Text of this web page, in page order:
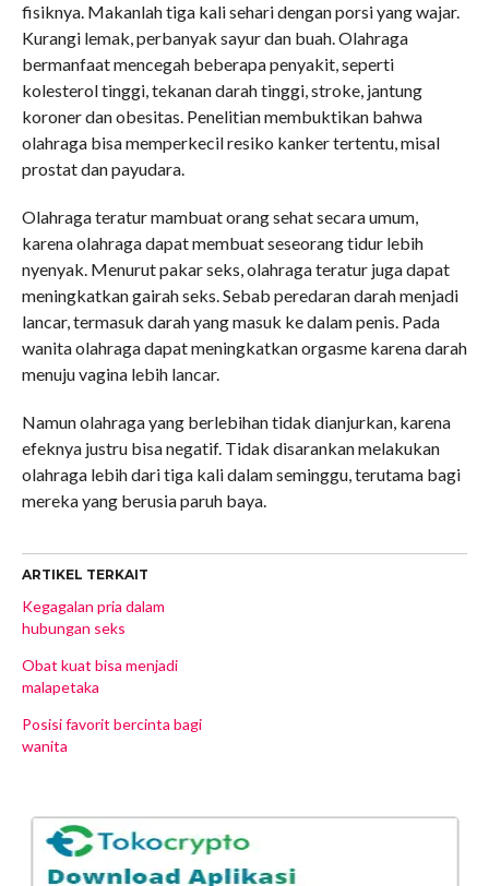
fisiknya. Makanlah tiga kali sehari dengan porsi yang wajar.
Kurangi lemak, perbanyak sayur dan buah. Olahraga
bermanfaat mencegah beberapa penyakit, seperti
kolesterol tinggi, tekanan darah tinggi, stroke, jantung
koroner dan obesitas. Penelitian membuktikan bahwa
olahraga bisa memperkecil resiko kanker tertentu, misal
prostat dan payudara.
Olahraga teratur mambuat orang sehat secara umum,
karena olahraga dapat membuat seseorang tidur lebih
nyenyak. Menurut pakar seks, olahraga teratur juga dapat
meningkatkan gairah seks. Sebab peredaran darah menjadi
lancar, termasuk darah yang masuk ke dalam penis. Pada
wanita olahraga dapat meningkatkan orgasme karena darah
menuju vagina lebih lancar.
Namun olahraga yang berlebihan tidak dianjurkan, karena
efeknya justru bisa negatif. Tidak disarankan melakukan
olahraga lebih dari tiga kali dalam seminggu, terutama bagi
mereka yang berusia paruh baya.
ARTIKEL TERKAIT
Kegagalan pria dalam
hubungan seks
Obat kuat bisa menjadi
malapetaka
Posisi favorit bercinta bagi
wanita